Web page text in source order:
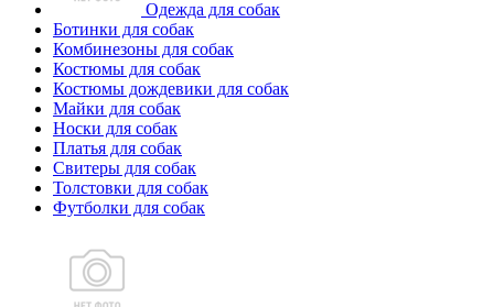
Одежда для собак
Ботинки для собак
Комбинезоны для собак
Костюмы для собак
Костюмы дождевики для собак
Майки для собак
Носки для собак
Платья для собак
Свитеры для собак
Толстовки для собак
Футболки для собак